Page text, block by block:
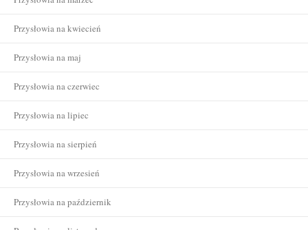
Przysłowia na kwiecień
Przysłowia na maj
Przysłowia na czerwiec
Przysłowia na lipiec
Przysłowia na sierpień
Przysłowia na wrzesień
Przysłowia na październik